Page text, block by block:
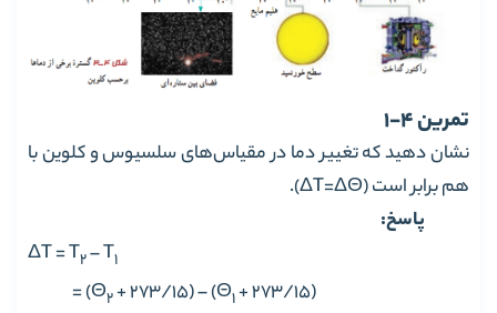
تمرین 4-1
نشان دهید که تغییر دما در مقیاس‌های سلسیوس و کلوین با
هم برابر است (ΔT=ΔΘ).
پاسخ:
ΔT = T2– T1
= (Θ2+ 273/15) – (Θ1+ 273/15)